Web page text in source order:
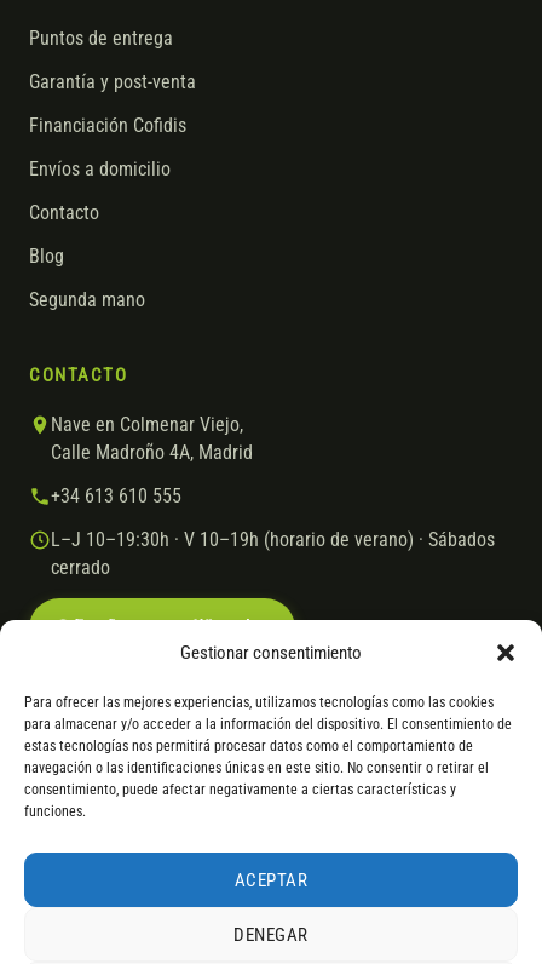
Gestionar consentimiento
Para ofrecer las mejores experiencias, utilizamos tecnologías como las cookies
para almacenar y/o acceder a la información del dispositivo. El consentimiento de
estas tecnologías nos permitirá procesar datos como el comportamiento de
navegación o las identificaciones únicas en este sitio. No consentir o retirar el
consentimiento, puede afectar negativamente a ciertas características y
funciones.
ACEPTAR
DENEGAR
Puntos de entrega
Garantía y post-venta
Financiación Cofidis
Envíos a domicilio
Contacto
Blog
Segunda mano
CONTACTO
Nave en Colmenar Viejo,
Calle Madroño 4A, Madrid
+34 613 610 555
L–J 10–19:30h · V 10–19h (horario de verano) · Sábados
cerrado
© 2026 Ebike.esAviso legal Política de cookies
VISA Mastercard Transferencia Cofidis
Gasto de apertura: 4% hasta 18 meses y 7% a 24 meses. Consulta
* Los modelos con entrega inmediata se envían 24 h laborables tras el